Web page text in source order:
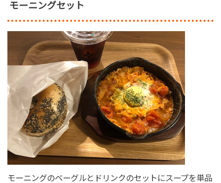
モーニングセット
モーニングのベーグルとドリンクのセットにスープを単品